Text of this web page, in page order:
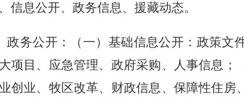
信息公开、政务信息、援藏动态。
政务公开：（一）基础信息公开：政策文
项目、应急管理、政府采购、人事信息；
创业、牧区改革、财政信息、保障性住房